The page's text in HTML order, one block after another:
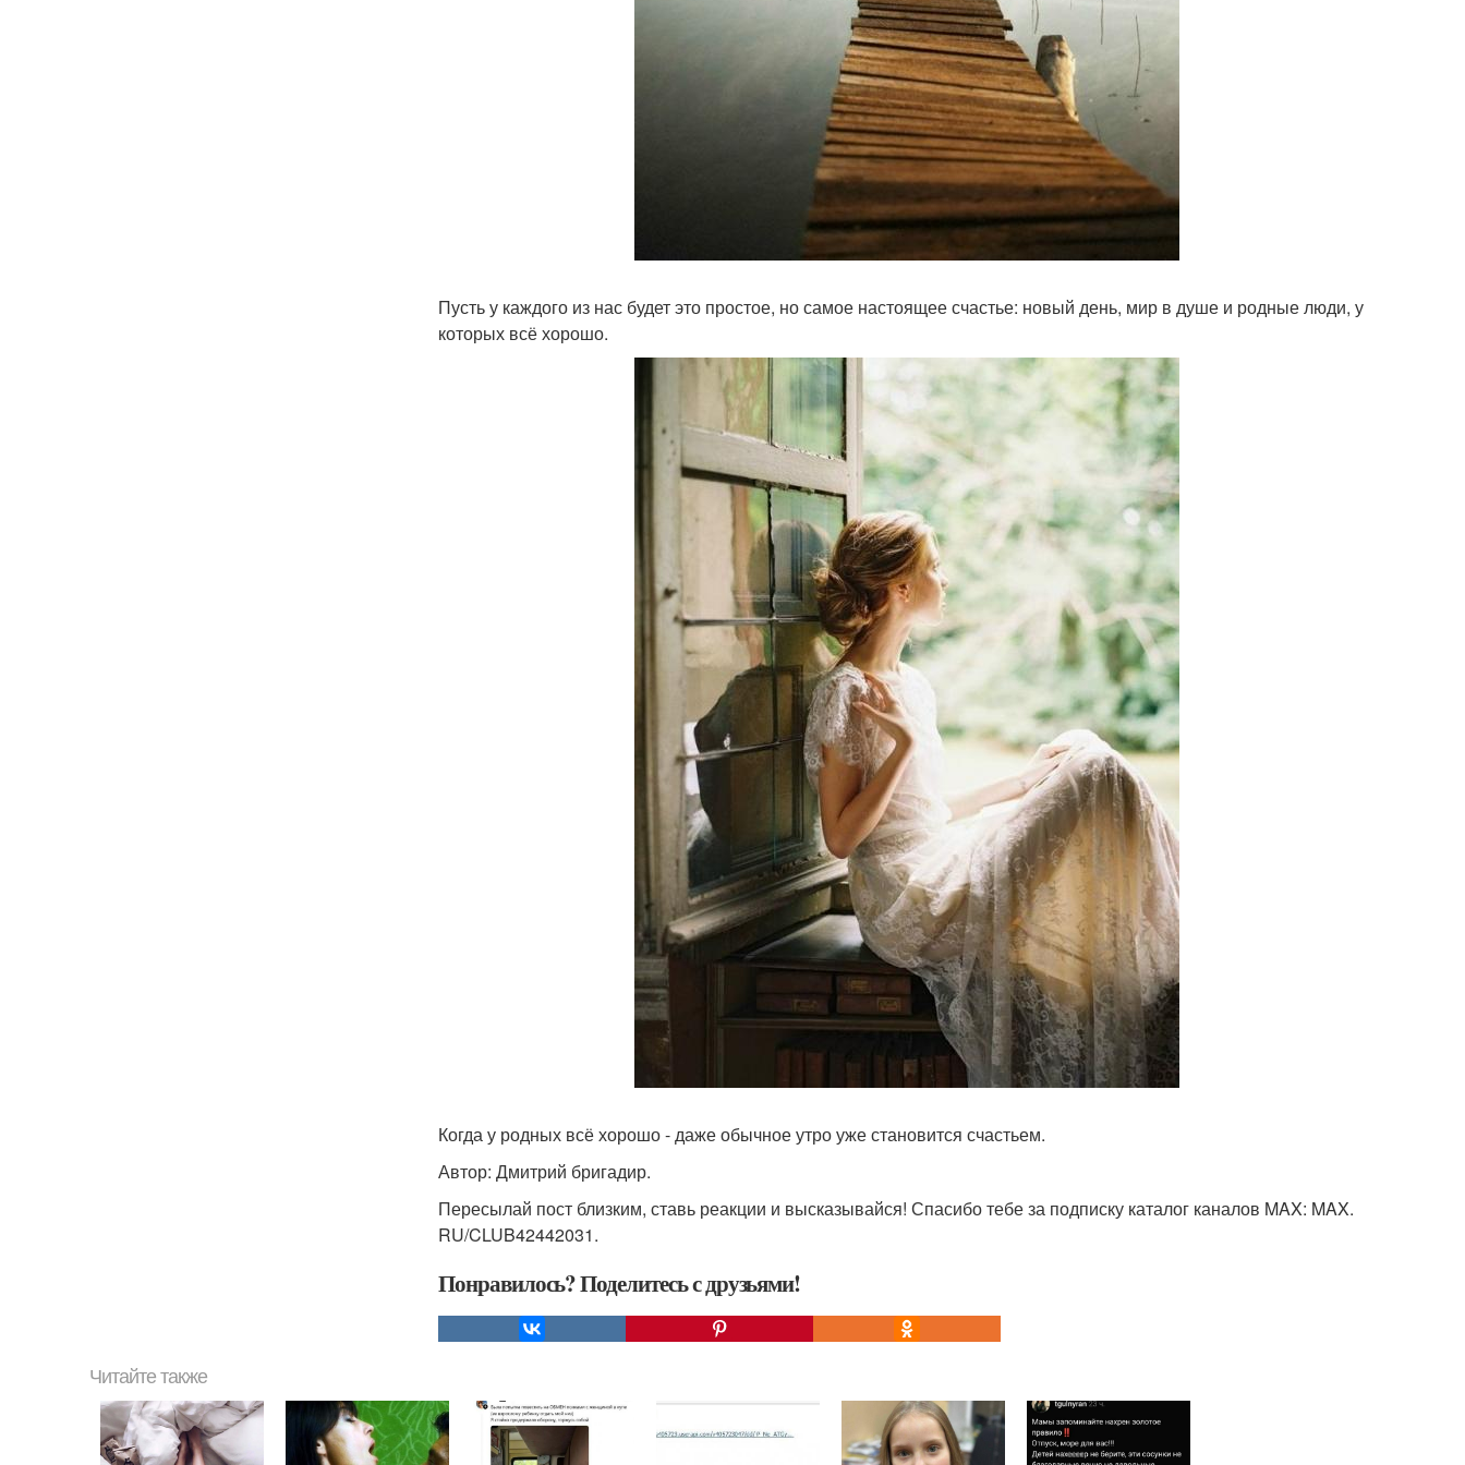
Пусть у каждого из нас будет это простое, но самое настоящее счастье: новый день, мир в душе и родные люди, у
которых всё хорошо.
Когда у родных всё хорошо - даже обычное утро уже становится счастьем.
Автор: Дмитрий бригадир.
Пересылай пост близким, ставь реакции и высказывайся! Спасибо тебе за подписку каталог каналов MAX: MAX.
RU/CLUB42442031.
Понравилось? Поделитесь с друзьями!
Читайте также